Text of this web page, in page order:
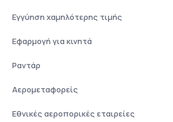
Εγγύηση χαμηλότερης τιμής
Εφαρμογή για κινητά
Ραντάρ
Αερομεταφορείς
Εθνικές αεροπορικές εταιρείες